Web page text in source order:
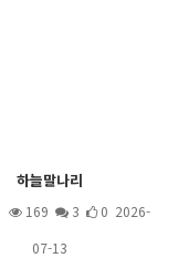
하늘말나리
169 3
0 2026-
07-13